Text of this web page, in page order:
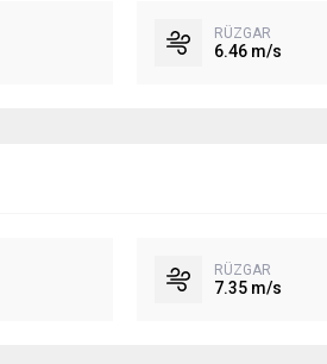
RÜZGAR
6.46 m/s
RÜZGAR
7.35 m/s